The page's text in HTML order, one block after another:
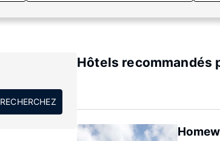
RECHERCHEZ
Hôtels recommandés